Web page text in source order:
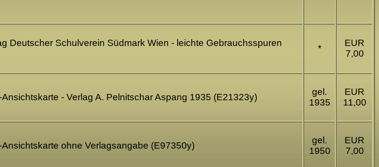
Deutscher Schulverein Südmark Wien - leichte Gebrauchsspuren
*
EUR
7,00
- Verlag A. Pelnitschar Aspang 1935 (E21323y)
gel.
1935
EUR
11,00
ohne Verlagsangabe (E97350y)
gel.
1950
EUR
7,00